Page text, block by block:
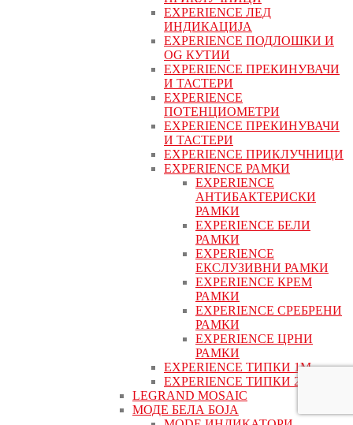
EXPERIENCE ЛЕД
ИНДИКАЦИЈА
EXPERIENCE ПОДЛОШКИ И
OG КУТИИ
EXPERIENCE ПРЕКИНУВАЧИ
И ТАСТЕРИ
EXPERIENCE
ПОТЕНЦИОМЕТРИ
EXPERIENCE ПРЕКИНУВАЧИ
И ТАСТЕРИ
EXPERIENCE ПРИКЛУЧНИЦИ
EXPERIENCE РАМКИ
EXPERIENCE
АНТИБАКТЕРИСКИ
РАМКИ
EXPERIENCE БЕЛИ
РАМКИ
EXPERIENCE
ЕКСЛУЗИВНИ РАМКИ
EXPERIENCE КРЕМ
РАМКИ
EXPERIENCE СРЕБРЕНИ
РАМКИ
EXPERIENCE ЦРНИ
РАМКИ
EXPERIENCE ТИПКИ 1M
EXPERIENCE ТИПКИ 2М
LEGRAND MOSAIC
МОДЕ БЕЛА БОЈА